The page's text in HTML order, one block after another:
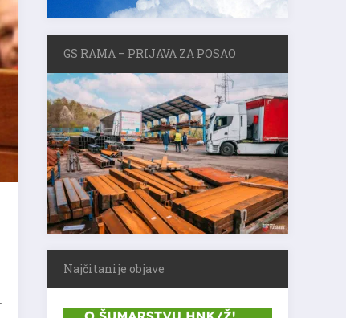
GS RAMA – PRIJAVA ZA POSAO
Najčitanije objave